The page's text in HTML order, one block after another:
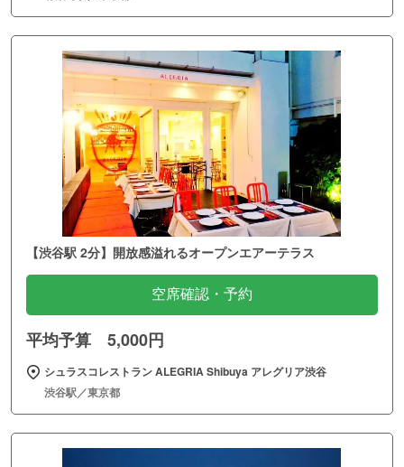
【渋谷駅 2分】開放感溢れるオープンエアーテラス
空席確認・予約
平均予算 5,000円
シュラスコレストラン ALEGRIA Shibuya アレグリア渋谷
渋谷駅／東京都